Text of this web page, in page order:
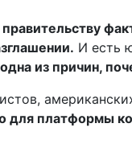
И есть
из причин,
для платформы